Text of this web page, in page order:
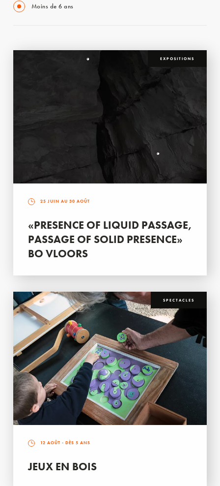
Moins de 6 ans
EXPOSITIONS
25 JUIN AU 30 AOÛT
«PRESENCE OF LIQUID PASSAGE,
PASSAGE OF SOLID PRESENCE»
BO VLOORS
SPECTACLES
12 AOÛT - DÈS 5 ANS
JEUX EN BOIS